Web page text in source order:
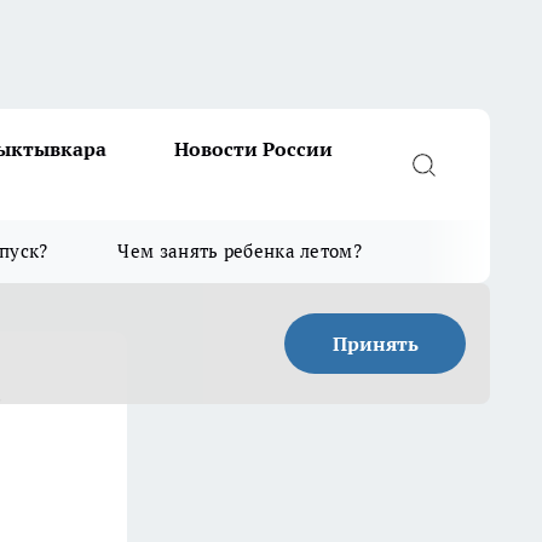
Новости России
Чем занять ребенка летом?
Принять